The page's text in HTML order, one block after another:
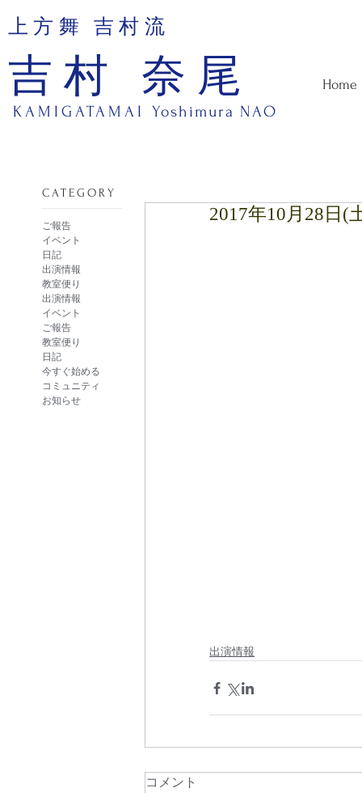
上方舞 吉村流
吉村 奈尾 Home
KAMIGATAMAI Yoshimura NAO
​CATEGORY
ご報告
イベント
日記
出演情報
教室便り
出演情報
イベント
ご報告
教室便り
日記
今すぐ始める
コミュニティ
お知らせ
2017年10月28日(
出演情報
コメント